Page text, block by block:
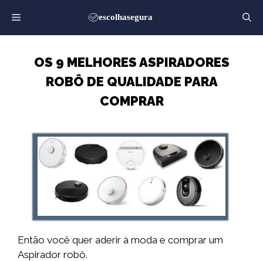
para
o
OS 9 MELHORES ASPIRADORES
ROBÔ DE QUALIDADE PARA
COMPRAR
Então você quer aderir à moda e comprar um
Aspirador robô.